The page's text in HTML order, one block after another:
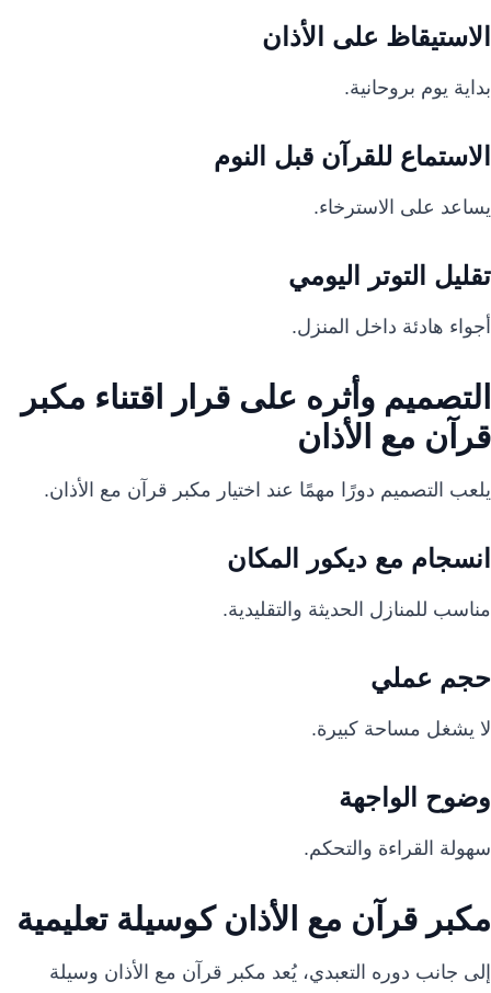
الاستيقاظ على الأذان
بداية يوم بروحانية.
الاستماع للقرآن قبل النوم
يساعد على الاسترخاء.
تقليل التوتر اليومي
أجواء هادئة داخل المنزل.
التصميم وأثره على قرار اقتناء مكبر
قرآن مع الأذان
يلعب التصميم دورًا مهمًا عند اختيار مكبر قرآن مع الأذان.
انسجام مع ديكور المكان
مناسب للمنازل الحديثة والتقليدية.
حجم عملي
لا يشغل مساحة كبيرة.
وضوح الواجهة
سهولة القراءة والتحكم.
مكبر قرآن مع الأذان كوسيلة تعليمية
إلى جانب دوره التعبدي، يُعد مكبر قرآن مع الأذان وسيلة